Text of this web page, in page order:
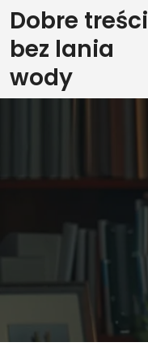
Skip
to
content
Dobre treści
bez lania
wody